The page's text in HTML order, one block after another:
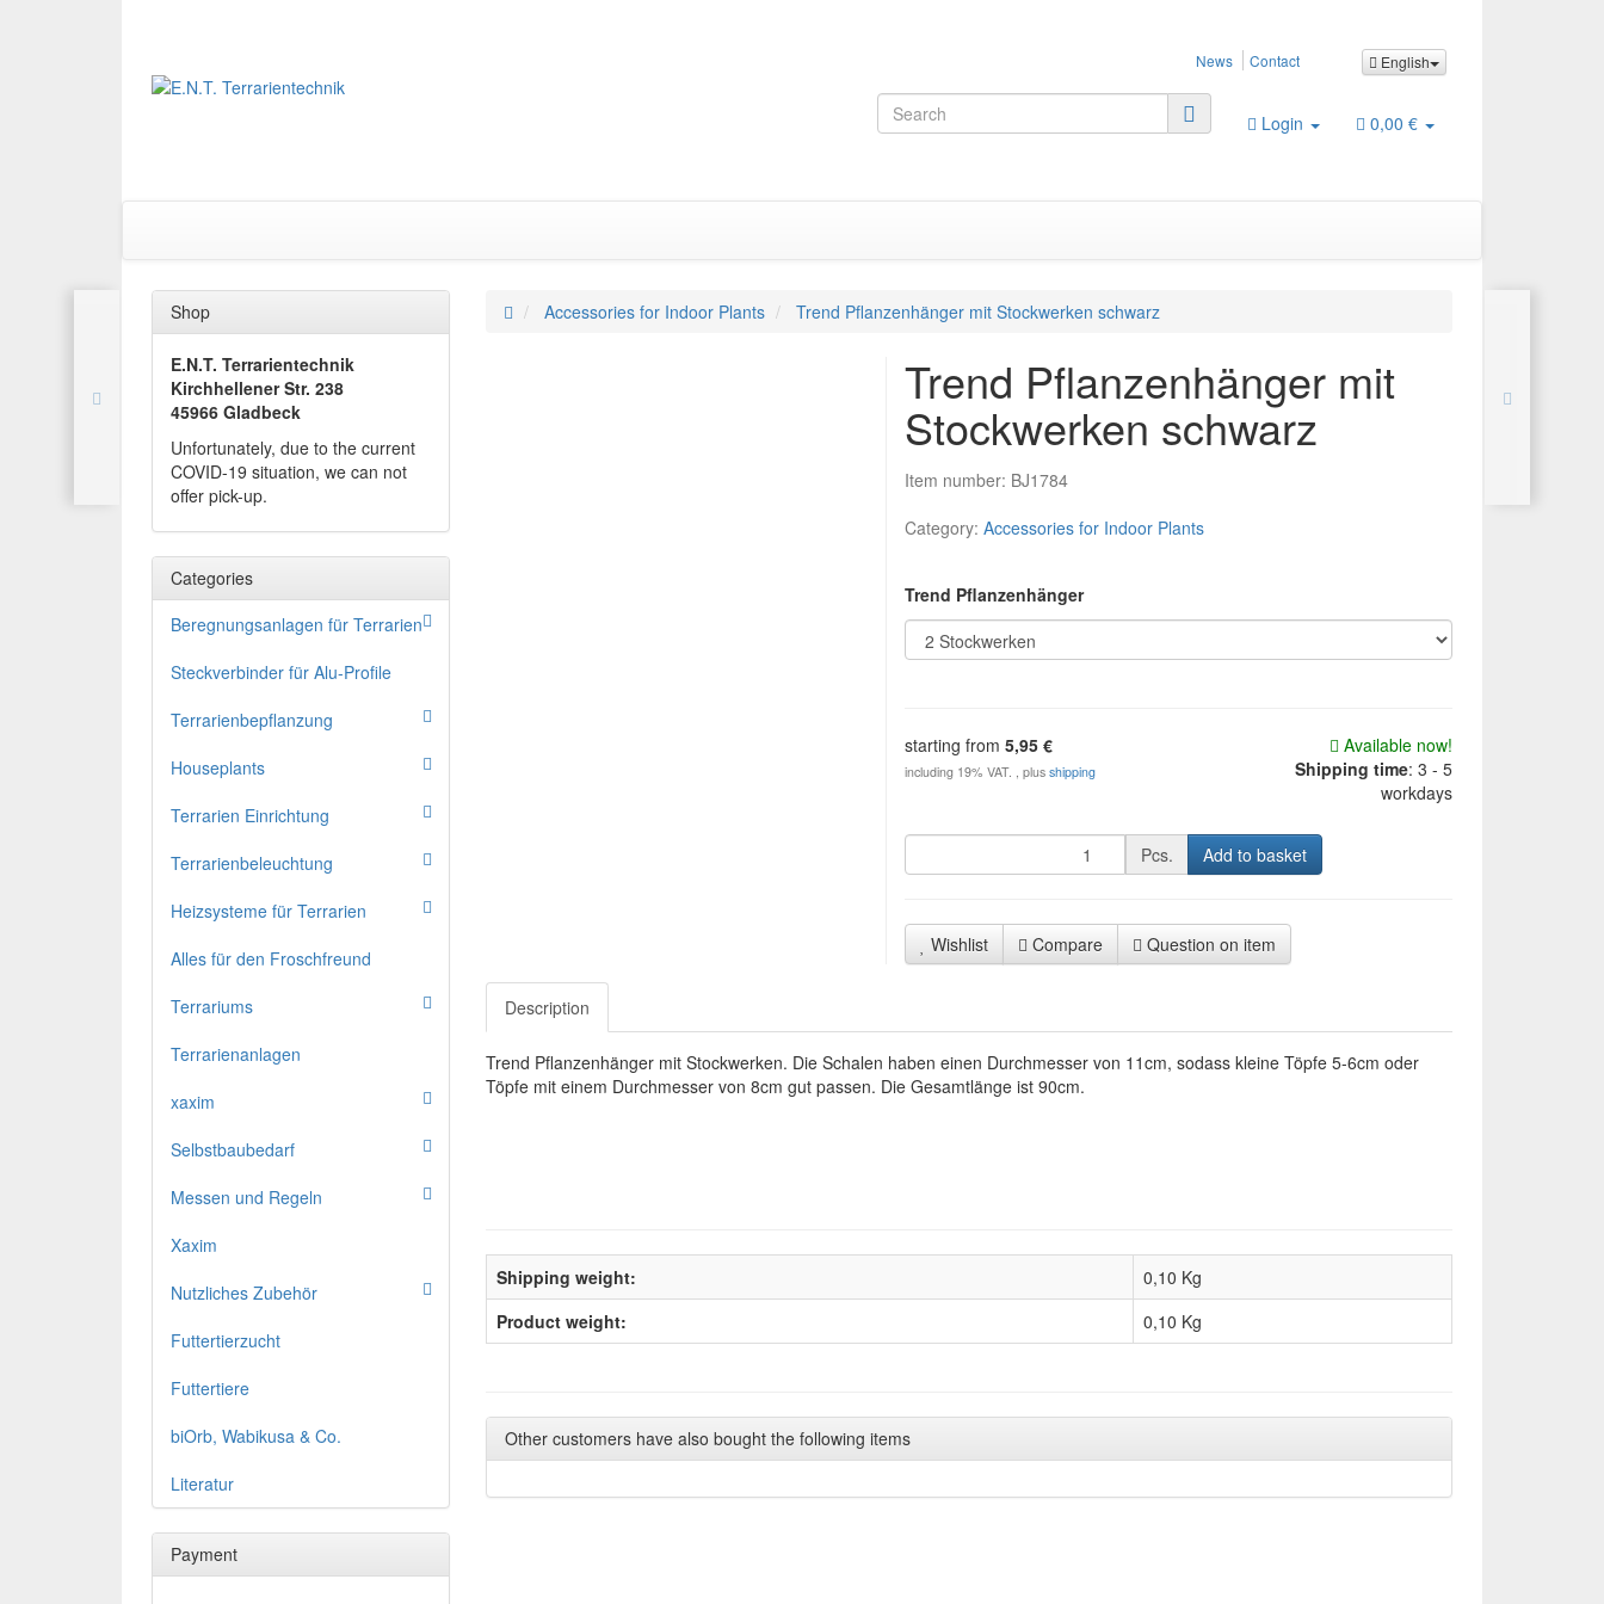
English
News Contact
Login 0,00 €
Accessories for Indoor Plants Trend Pflanzenhänger mit Stockwerken schwarz
Trend Pflanzenhänger mit
Stockwerken schwarz
Item number: BJ1784
Category: Accessories for Indoor Plants
Trend Pflanzenhänger
starting from 5,95 €
including 19% VAT. , plus shipping
Available now!
Shipping time: 3 - 5
workdays
Pcs. Add to basket
Wishlist Compare Question on item
Description
Trend Pflanzenhänger mit Stockwerken. Die Schalen haben einen Durchmesser von 11cm, sodass kleine Töpfe 5-6cm oder
Töpfe mit einem Durchmesser von 8cm gut passen. Die Gesamtlänge ist 90cm.
Shipping weight:
0,10 Kg
Product weight:
0,10 Kg
Other customers have also bought the following items
Shop
E.N.T. Terrarientechnik
Kirchhellener Str. 238
45966 Gladbeck
Unfortunately, due to the current
COVID-19 situation, we can not
offer pick-up.
Categories
Beregnungsanlagen für Terrarien
Steckverbinder für Alu-Profile
Terrarienbepflanzung
Houseplants
Terrarien Einrichtung
Terrarienbeleuchtung
Heizsysteme für Terrarien
Alles für den Froschfreund
Terrariums
Terrarienanlagen
xaxim
Selbstbaubedarf
Messen und Regeln
Xaxim
Nutzliches Zubehör
Futtertierzucht
Futtertiere
biOrb, Wabikusa & Co.
Literatur
Payment